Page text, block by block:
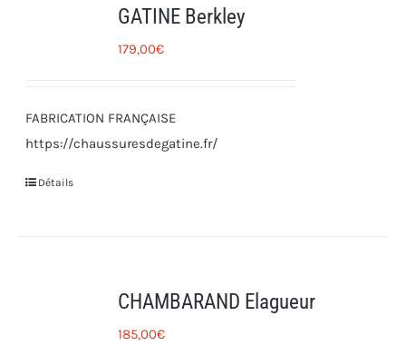
GATINE Berkley
179,00€
FABRICATION FRANÇAISE
https://chaussuresdegatine.fr/
Détails
CHAMBARAND Elagueur
185,00€